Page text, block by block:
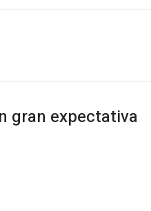
gran expectativa